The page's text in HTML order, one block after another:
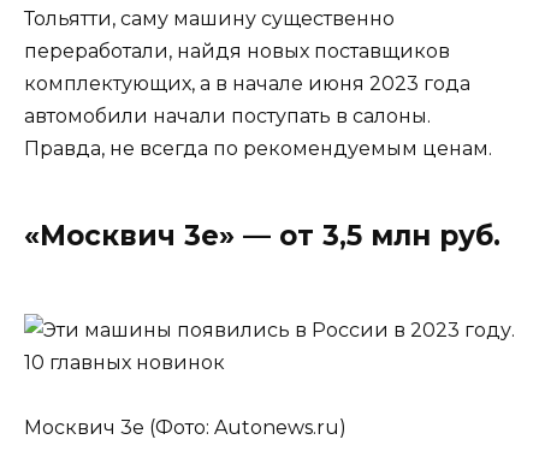
Тольятти, саму машину существенно
переработали, найдя новых поставщиков
комплектующих, а в начале июня 2023 года
автомобили начали поступать в салоны.
Правда, не всегда по рекомендуемым ценам.
«Москвич 3е» — от 3,5 млн руб.
Москвич 3е (Фото: Autonews.ru)